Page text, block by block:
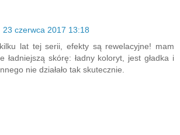
23 czerwca 2017 13:18
lat tej serii, efekty są rewelacyjne! mam
ładniejszą skórę: ładny koloryt, jest gładka i
nie działało tak skutecznie.